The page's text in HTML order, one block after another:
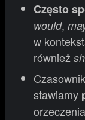
Często
would,
w
również
stawiamy